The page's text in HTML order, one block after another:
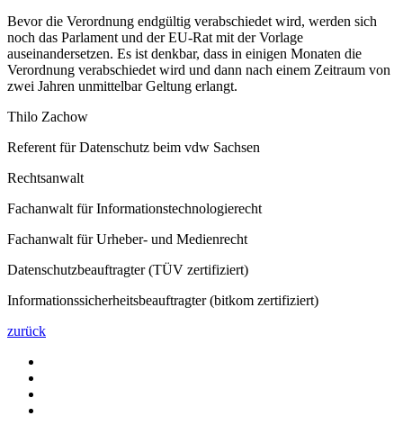
Bevor die Verordnung endgültig verabschiedet wird, werden sich
noch das Parlament und der EU-Rat mit der Vorlage
auseinandersetzen. Es ist denkbar, dass in einigen Monaten die
Verordnung verabschiedet wird und dann nach einem Zeitraum von
zwei Jahren unmittelbar Geltung erlangt.
Thilo Zachow
Referent für Datenschutz beim vdw Sachsen
Rechtsanwalt
Fachanwalt für Informationstechnologierecht
Fachanwalt für Urheber- und Medienrecht
Datenschutzbeauftragter (TÜV zertifiziert)
Informationssicherheitsbeauftragter (bitkom zertifiziert)
zurück